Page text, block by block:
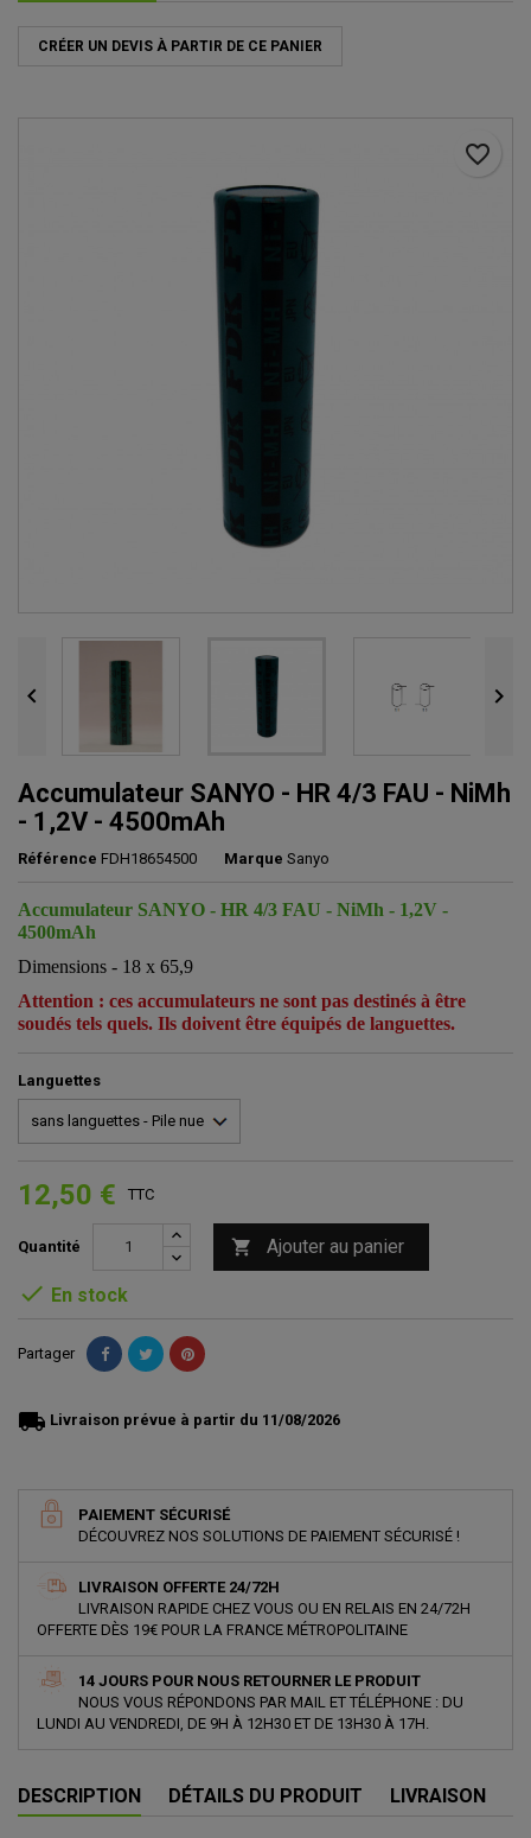
CRÉER UN DEVIS À PARTIR DE CE PANIER
favorite_border
 
Accumulateur SANYO - HR 4/3 FAU - NiMh
- 1,2V - 4500mAh
Référence FDH18654500 Marque Sanyo
Accumulateur SANYO - HR 4/3 FAU - NiMh - 1,2V -
4500mAh
Dimensions - 18 x 65,9
Attention : ces accumulateurs ne sont pas destinés à être
soudés tels quels. Ils doivent être équipés de languettes.
Languettes
12,50 € TTC
Quantité  Ajouter au panier
 En stock
Partager
local_shipping Livraison prévue à partir du 11/08/2026
PAIEMENT SÉCURISÉ
DÉCOUVREZ NOS SOLUTIONS DE PAIEMENT SÉCURISÉ !
LIVRAISON OFFERTE 24/72H
LIVRAISON RAPIDE CHEZ VOUS OU EN RELAIS EN 24/72H
OFFERTE DÈS 19€ POUR LA FRANCE MÉTROPOLITAINE
14 JOURS POUR NOUS RETOURNER LE PRODUIT
NOUS VOUS RÉPONDONS PAR MAIL ET TÉLÉPHONE : DU
LUNDI AU VENDREDI, DE 9H À 12H30 ET DE 13H30 À 17H.
DESCRIPTION DÉTAILS DU PRODUIT LIVRAISON